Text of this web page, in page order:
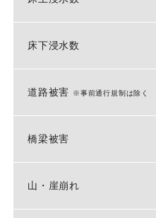
床下浸水数
道路被害 ※事前通行規制は除く
橋梁被害
山・崖崩れ